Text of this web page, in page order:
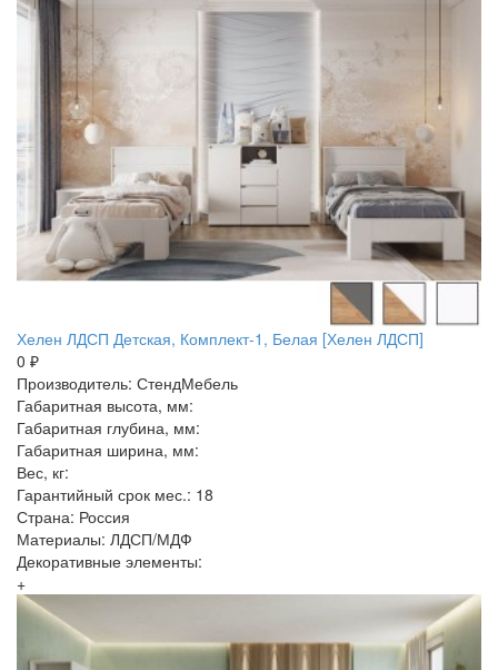
Хелен ЛДСП Детская, Комплект-1, Белая [Хелен ЛДСП]
0 ₽
Производитель: СтендМебель
Габаритная высота, мм:
Габаритная глубина, мм:
Габаритная ширина, мм:
Вес, кг:
Гарантийный срок мес.: 18
Страна: Россия
Материалы: ЛДСП/МДФ
Декоративные элементы:
+